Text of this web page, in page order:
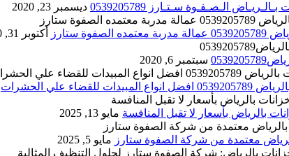
الـصـفـوة سـتـارز 0539205789 ديسمبر 23, 2020
ستارز أكتوبر 31, 2020
سبتمبر 6, 2020
علي الحشرات
بالرياض بأسعار لا تقبل المنافسة مايو 13, 2025
معتمدة من شركة الصفوة ستارز مايو 5, 2025